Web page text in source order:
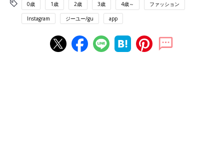
0歳 1歳 2歳 3歳 4歳～ ファッション
Instagram ジーユー/gu app